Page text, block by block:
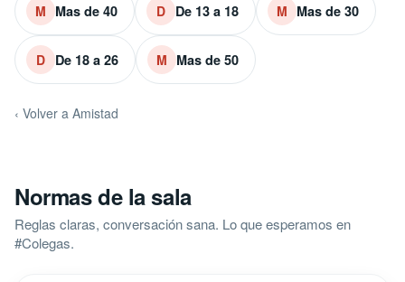
M Mas de 40 D De 13 a 18 M Mas de 30
D De 18 a 26 M Mas de 50
‹ Volver a Amistad
Normas de la sala
Reglas claras, conversación sana. Lo que esperamos en
#Colegas.